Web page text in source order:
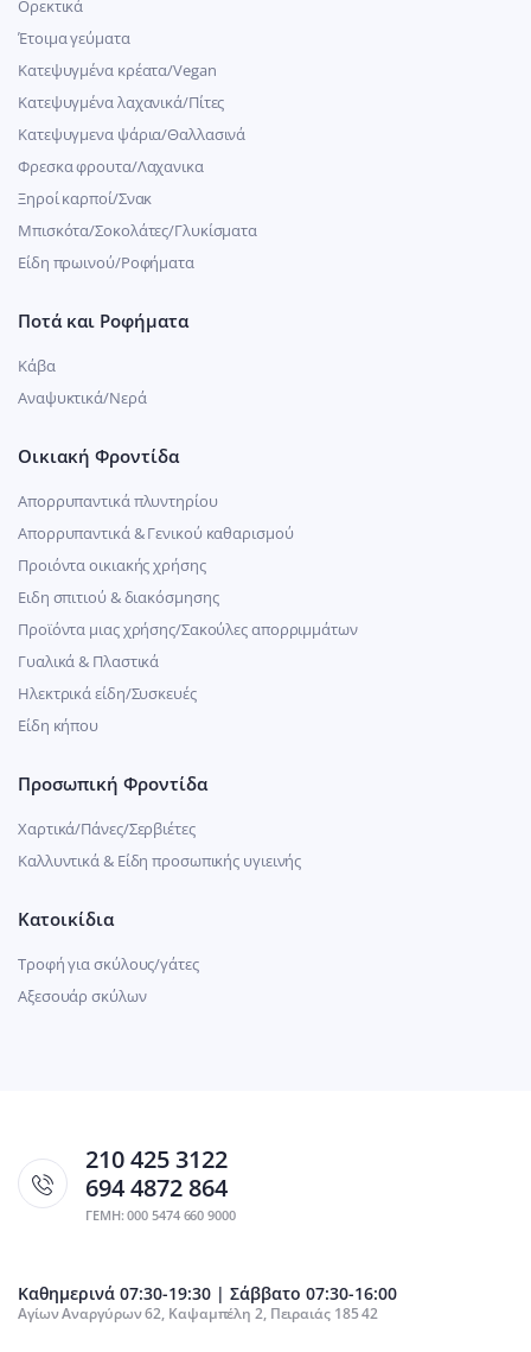
Ορεκτικά
Έτοιμα γεύματα
Κατεψυγμένα κρέατα/Vegan
Kατεψυγμένα λαχανικά/Πίτες
Κατεψυγμενα ψάρια/Θαλλασινά
Φρεσκα φρουτα/Λαχανικα
Ξηροί καρποί/Σνακ
Μπισκότα/Σοκολάτες/Γλυκίσματα
Είδη πρωινού/Ροφήματα
Ποτά και Ροφήματα
Κάβα
Αναψυκτικά/Νερά
Οικιακή Φροντίδα
Απορρυπαντικά πλυντηρίου
Απορρυπαντικά & Γενικού καθαρισμού
Προιόντα οικιακής χρήσης
Ειδη σπιτιού & διακόσμησης
Προϊόντα μιας χρήσης/Σακούλες απορριμμάτων
Γυαλικά & Πλαστικά
Ηλεκτρικά είδη/Συσκευές
Είδη κήπου
Προσωπική Φροντίδα
Χαρτικά/Πάνες/Σερβιέτες
Καλλυντικά & Είδη προσωπικής υγιεινής
Κατοικίδια
Τροφή για σκύλους/γάτες
Αξεσουάρ σκύλων
210 425 3122
694 4872 864
ΓΕΜΗ: 000 5474 660 9000
Καθημερινά 07:30-19:30 | Σάββατο 07:30-16:00
Αγίων Αναργύρων 62, Καψαμπέλη 2, Πειραιάς 185 42